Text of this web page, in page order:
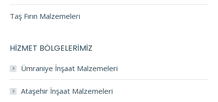
Taş Fırın Malzemeleri
HİZMET BÖLGELERİMİZ
Ümraniye İnşaat Malzemeleri
Ataşehir İnşaat Malzemeleri